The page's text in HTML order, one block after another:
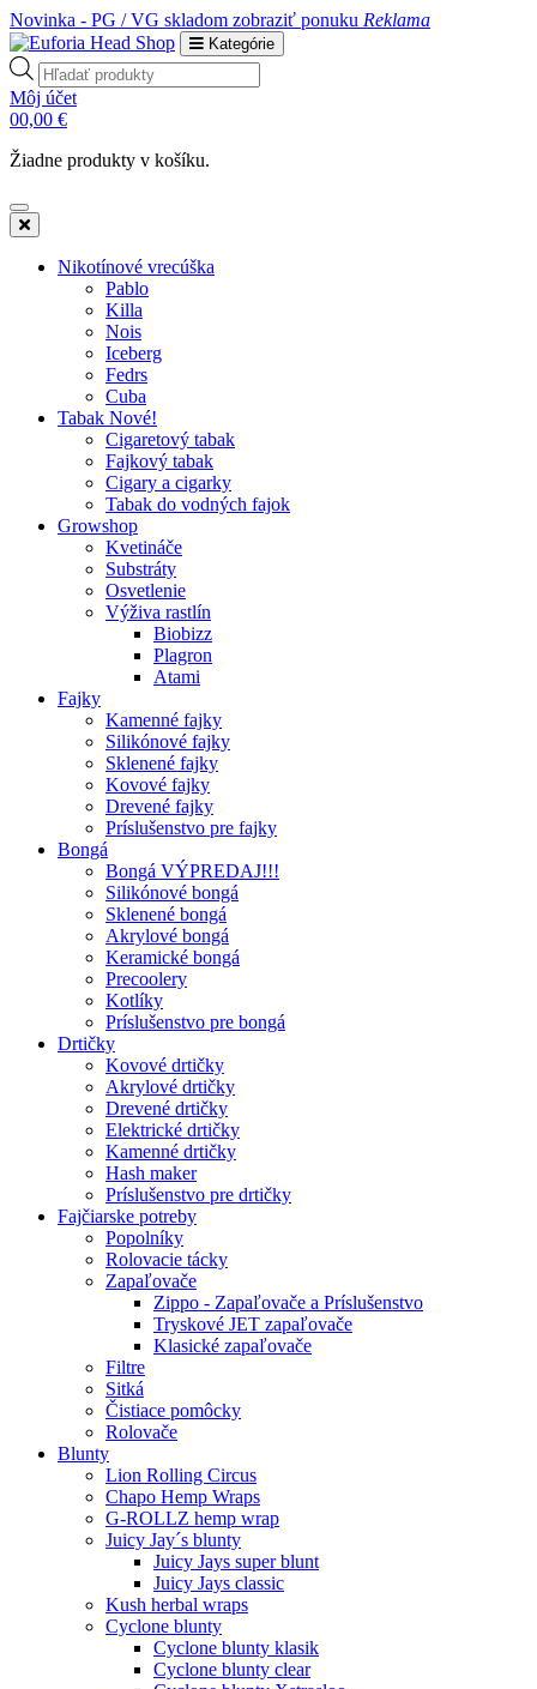
Novinka - PG / VG skladom zobraziť ponuku Reklama
Kategórie
Products
search
Môj účet
00,00 €
Žiadne produkty v košíku.
Nikotínové vrecúška
Pablo
Killa
Nois
Iceberg
Fedrs
Cuba
Tabak Nové!
Cigaretový tabak
Fajkový tabak
Cigary a cigarky
Tabak do vodných fajok
Growshop
Kvetináče
Substráty
Osvetlenie
Výživa rastlín
Biobizz
Plagron
Atami
Fajky
Kamenné fajky
Silikónové fajky
Sklenené fajky
Kovové fajky
Drevené fajky
Príslušenstvo pre fajky
Bongá
Bongá VÝPREDAJ!!!
Silikónové bongá
Sklenené bongá
Akrylové bongá
Keramické bongá
Precoolery
Kotlíky
Príslušenstvo pre bongá
Drtičky
Kovové drtičky
Akrylové drtičky
Drevené drtičky
Elektrické drtičky
Kamenné drtičky
Hash maker
Príslušenstvo pre drtičky
Fajčiarske potreby
Popolníky
Rolovacie tácky
Zapaľovače
Zippo - Zapaľovače a Príslušenstvo
Tryskové JET zapaľovače
Klasické zapaľovače
Filtre
Sitká
Čistiace pomôcky
Rolovače
Blunty
Lion Rolling Circus
Chapo Hemp Wraps
G-ROLLZ hemp wrap
Juicy Jay´s blunty
Juicy Jays super blunt
Juicy Jays classic
Kush herbal wraps
Cyclone blunty
Cyclone blunty klasik
Cyclone blunty clear